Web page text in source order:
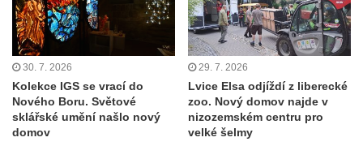
30. 7. 2026
Kolekce IGS se vrací do
Nového Boru. Světové
sklářské umění našlo nový
domov
29. 7. 2026
Lvice Elsa odjíždí z liberecké
zoo. Nový domov najde v
nizozemském centru pro
velké šelmy